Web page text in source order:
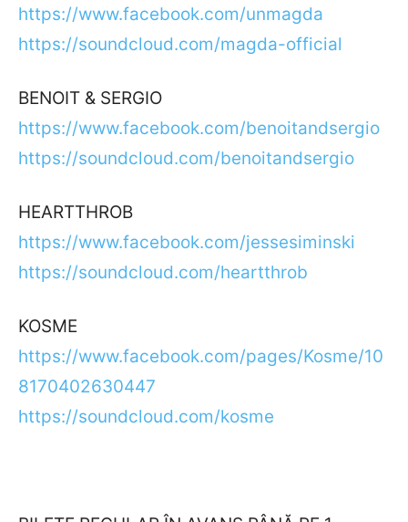
https://www.facebook.com/unmagda
https://soundcloud.com/magda-official
BENOIT & SERGIO
https://www.facebook.com/benoitandsergio
https://soundcloud.com/benoitandsergio
HEARTTHROB
https://www.facebook.com/jessesiminski
https://soundcloud.com/heartthrob
KOSME
https://www.facebook.com/pages/Kosme/10
8170402630447
https://soundcloud.com/kosme